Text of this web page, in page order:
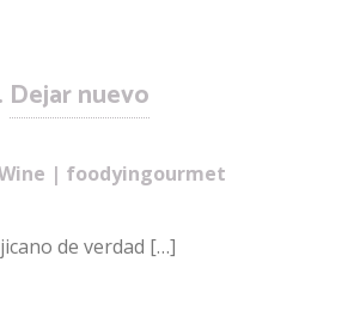
. Dejar nuevo
| foodyingourmet
de verdad […]